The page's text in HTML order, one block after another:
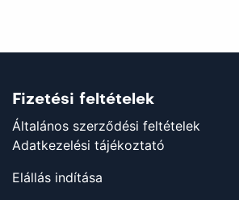
Fizetési feltételek
Általános szerződési feltételek
Adatkezelési tájékoztató
Elállás indítása